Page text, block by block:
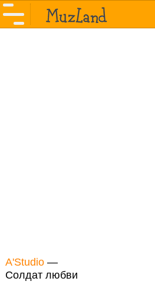
A'Studio —
Солдат любви